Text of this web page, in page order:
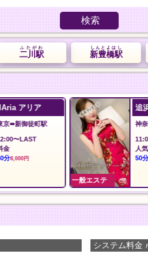
検索
新豊橋駅
しんとよはし
二川駅
ふたがわ
追浜マッサージ
神奈川➠追浜駅
11:00〜Last
人気コース
50分7,000円
システム料金